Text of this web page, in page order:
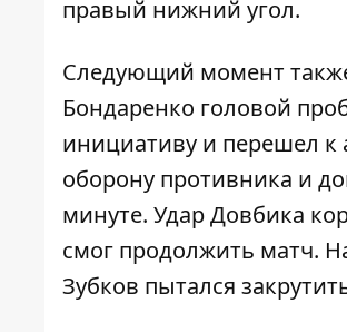
правый нижний угол.
Следующий момент
Бондаренко головой
инициативу и перешел
оборону противника и
минуте. Удар Довбика
смог продолжить матч.
Зубков пытался